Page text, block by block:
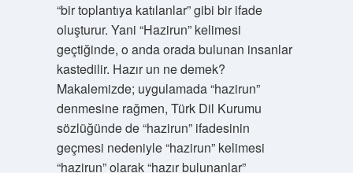
“bir toplantıya katılanlar” gibi bir ifade
oluşturur. Yani “Hazirun” kelimesi
geçtiğinde, o anda orada bulunan insanlar
kastedilir. Hazır un ne demek?
Makalemizde; uygulamada “hazirun”
denmesine rağmen, Türk Dil Kurumu
sözlüğünde de “hazirun” ifadesinin
geçmesi nedeniyle “hazirun” kelimesi
“hazirun” olarak “hazır bulunanlar”